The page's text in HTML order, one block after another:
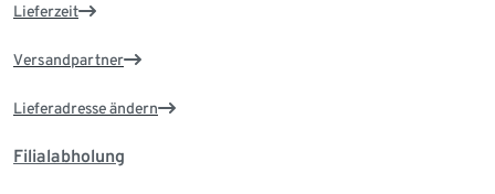
Lieferzeit
Versandpartner
Lieferadresse ändern
Filialabholung